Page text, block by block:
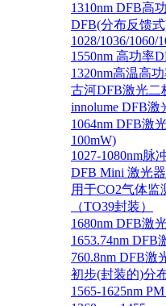
1310nm DFB高
DFB(分布反馈
1028/1036/1060/
1550nm 高功率
1320nm高温高
古河DFB激光二
innolume DFB激
1064nm DFB激
100mW)
1027-1080nm脉
DFB Mini 激光
用于CO2气体监
（TO39封装）
1680nm DFB激
1653.74nm
760.8nm DFB激
初步(封装的)分
1565-1625nm